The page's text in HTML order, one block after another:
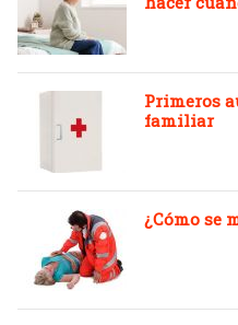
Primeros
familiar
¿Cómo se